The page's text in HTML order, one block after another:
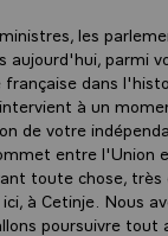
les
parmi
dans
à un
de votre
entre l'Union
toute chose,
à Cetinje. Nous
poursuivre tout